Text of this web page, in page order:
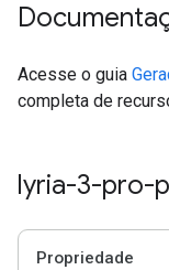
Acesse o guia
completa de
lyria-3-pro-
Propriedade